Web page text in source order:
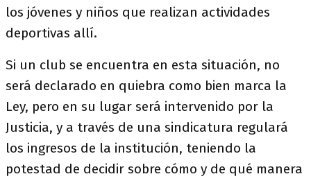
los jóvenes y niños que realizan actividades
deportivas allí.
Si un club se encuentra en esta situación, no
será declarado en quiebra como bien marca la
Ley, pero en su lugar será intervenido por la
Justicia, y a través de una sindicatura regulará
los ingresos de la institución, teniendo la
potestad de decidir sobre cómo y de qué manera